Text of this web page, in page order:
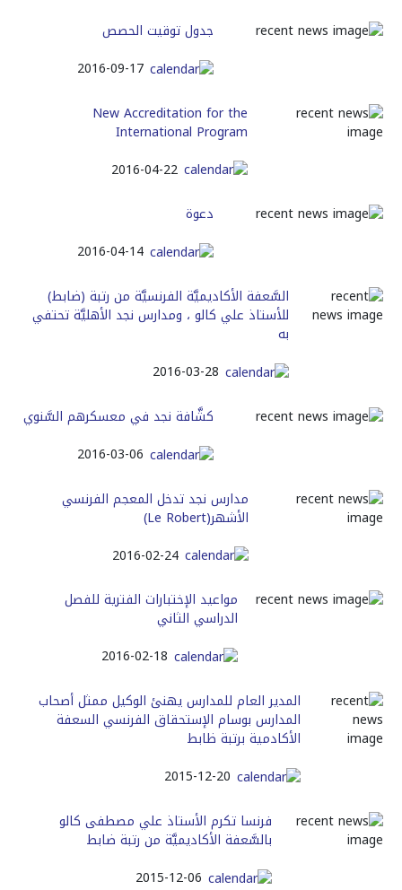
جدول توقيت الحصص
2016-09-17
New Accreditation for the
International Program
2016-04-22
دعوة
2016-04-14
السَّعفة الأكاديميَّة الفرنسيَّة من رتبة (ضابط)
للأستاذ علي كالو ، ومدارس نجد الأهليَّة تحتفي
به
2016-03-28
كشَّافة نجد في معسكرهم السَّنوي
2016-03-06
مدارس نجد تدخل المعجم الفرنسي
الأشهر(Le Robert)
2016-02-24
مواعيد الإختبارات الفترية للفصل
الدراسي الثاني
2016-02-18
المدير العام للمدارس يهنئ الوكيل ممثل أصحاب
المدارس بوسام الإستحقاق الفرنسي السعفة
الأكادمية برتبة ظابط
2015-12-20
فرنسا تكرم الأستاذ علي مصطفى كالو
بالسَّعفة الأكاديميَّة من رتبة ضابط
2015-12-06